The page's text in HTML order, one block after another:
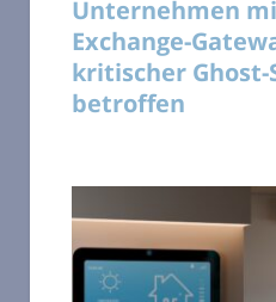
Unternehmen
Exchange-
kritischer Ghost-
betroffen